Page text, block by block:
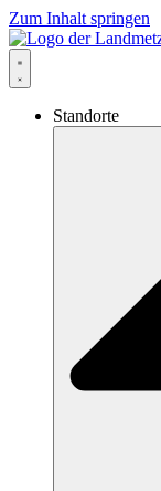
Zum Inhalt springen
Standorte